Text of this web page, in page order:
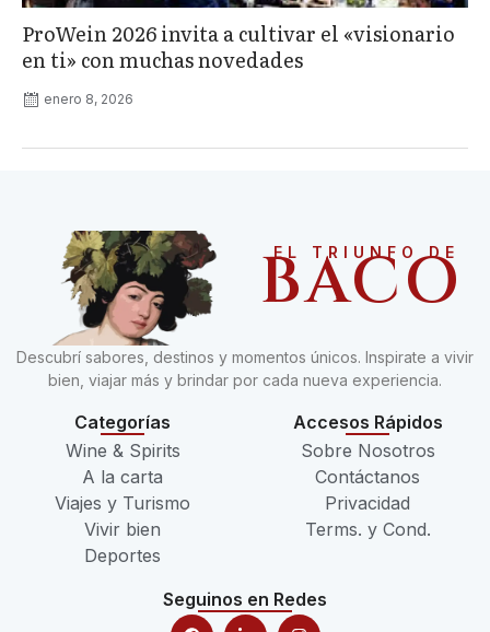
ProWein 2026 invita a cultivar el «visionario
en ti» con muchas novedades
enero 8, 2026
EL TRIUNFO DE
BACO
Descubrí sabores, destinos y momentos únicos. Inspirate a vivir
bien, viajar más y brindar por cada nueva experiencia.
Categorías
Wine & Spirits
A la carta
Viajes y Turismo
Vivir bien
Deportes
Accesos Rápidos
Sobre Nosotros
Contáctanos
Privacidad
Terms. y Cond.
Seguinos en Redes